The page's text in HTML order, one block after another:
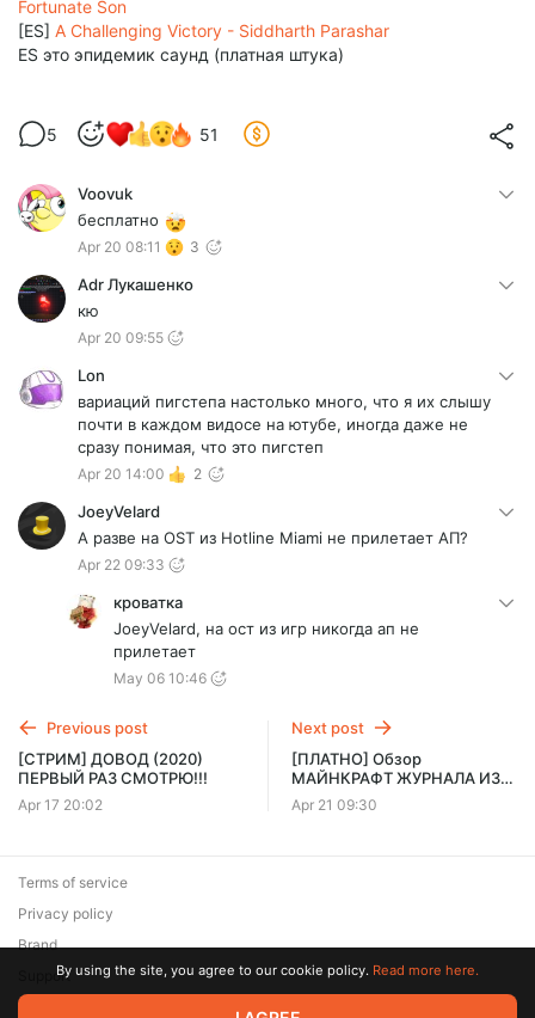
Fortunate Son
[ES] A Challenging Victory - Siddharth Parashar
ES это эпидемик саунд (платная штука)
5 51
Voovuk
бесплатно
Apr 20 08:11 3
Adr Лукашенко
кю
Apr 20 09:55
Lon
вариаций пигстепа настолько много, что я их слышу
почти в каждом видосе на ютубе, иногда даже не
сразу понимая, что это пигстеп
Apr 20 14:00 2
JoeyVelard
А разве на OST из Hotline Miami не прилетает АП?
Apr 22 09:33
кроватка
JoeyVelard, на ост из игр никогда ап не
прилетает
May 06 10:46
Previous post
[СТРИМ] ДОВОД (2020)
ПЕРВЫЙ РАЗ СМОТРЮ!!!
Apr 17 20:02
Next post
[ПЛАТНО] Обзор
МАЙНКРАФТ ЖУРНАЛА ИЗ
РФ (МЕГАВИДЕО 26 МИНУТ)
Apr 21 09:30
Terms of service
Privacy policy
Brand
SupportBy using the site, you agree to our cookie policy. Read more here.